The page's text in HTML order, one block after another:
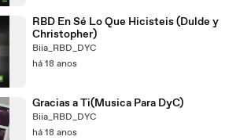
RBD En Sé Lo Que Hicisteis (Dulde y
Christopher)
Biia_RBD_DYC
há 18 anos
Gracias a Ti(Musica Para DyC)
Biia_RBD_DYC
há 18 anos